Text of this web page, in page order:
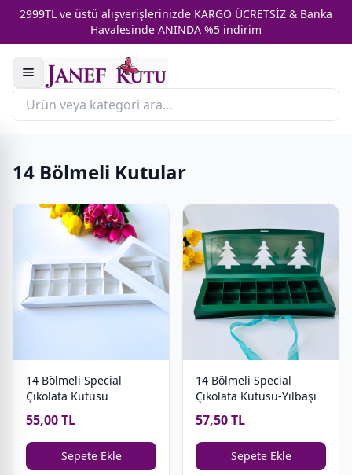
2999TL ve üstü alışverişlerinizde KARGO ÜCRETSİZ & Banka
Havalesinde ANINDA %5 indirim
14 Bölmeli Kutular
14 Bölmeli Special
Çikolata Kutusu
55,00 TL
Sepete Ekle
14 Bölmeli Special
Çikolata Kutusu-Yılbaşı
57,50 TL
Sepete Ekle